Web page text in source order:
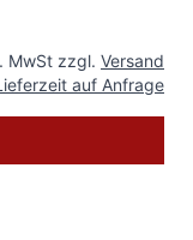
MwSt zzgl. Versand
auf Anfrage